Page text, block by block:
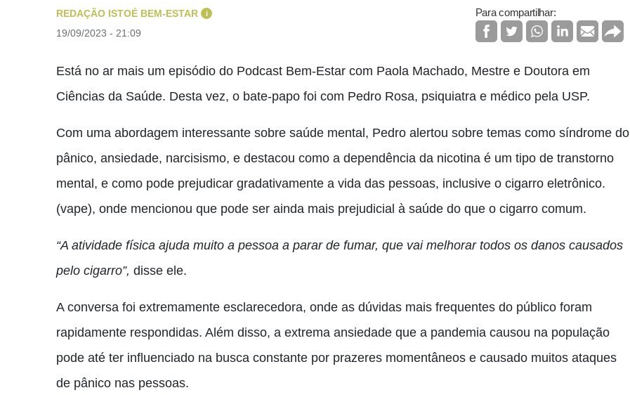
REDAÇÃO ISTOÉ BEM-ESTAR i
19/09/2023 - 21:09
Para compartilhar:
Está no ar mais um episódio do Podcast Bem-Estar com Paola Machado, Mestre e Doutora em
Ciências da Saúde. Desta vez, o bate-papo foi com Pedro Rosa, psiquiatra e médico pela USP.
Com uma abordagem interessante sobre saúde mental, Pedro alertou sobre temas como síndrome do
pânico, ansiedade, narcisismo, e destacou como a dependência da nicotina é um tipo de transtorno
mental, e como pode prejudicar gradativamente a vida das pessoas, inclusive o cigarro eletrônico.
(vape), onde mencionou que pode ser ainda mais prejudicial à saúde do que o cigarro comum.
“A atividade física ajuda muito a pessoa a parar de fumar, que vai melhorar todos os danos causados
pelo cigarro”, disse ele.
A conversa foi extremamente esclarecedora, onde as dúvidas mais frequentes do público foram
rapidamente respondidas. Além disso, a extrema ansiedade que a pandemia causou na população
pode até ter influenciado na busca constante por prazeres momentâneos e causado muitos ataques
de pânico nas pessoas.